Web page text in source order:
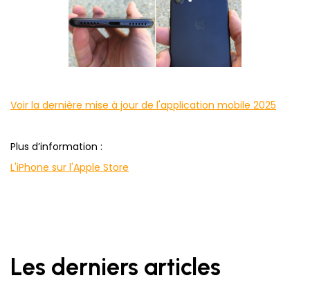
Voir la dernière mise à jour de l'application mobile 2025
Plus d’information :
L'iPhone sur l'Apple Store
Les derniers articles